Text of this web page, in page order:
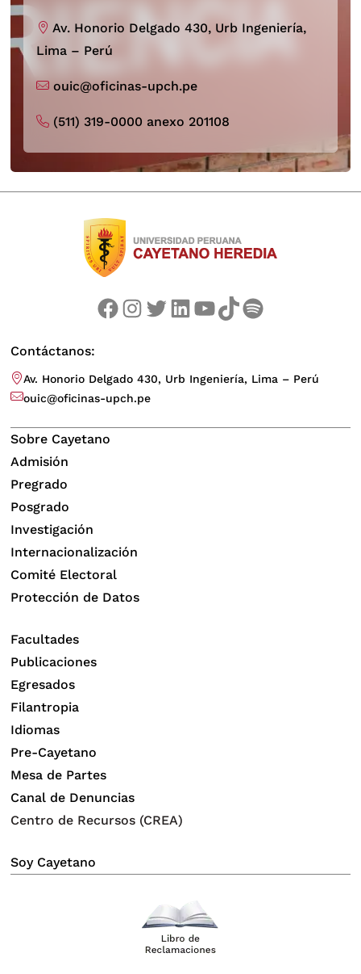
junio 19, 2025
EXPO INGENIERÍA BIOMÉDICA
Campus Central SMP
ENCUENTRO DE SABIDURÍAS POR
LA FIESTA DEL SOL
Campus Central SMP
BIENVENIDA INGRESANTES
SEGUNDAS ESPECIALIDADES EN
ESTOMATOLOGÍA
Av. Honorio Delgado 430, Urb Ingeniería,
Lima – Perú
ouic@oficinas-upch.pe
(511) 319-0000 anexo 201108
Facebook Instagram Twitter LinkedIn YouTube TikTok Spotify
Contáctanos:
Av. Honorio Delgado 430, Urb Ingeniería, Lima – Perú
ouic@oficinas-upch.pe
Sobre Cayetano
Admisión
Pregrado
Posgrado
Investigación
Internacionalización
Comité Electoral
Protección de Datos
Facultades
Publicaciones
Egresados
Filantropia
Idiomas
Pre-Cayetano
Mesa de Partes
Canal de Denuncias
Centro de Recursos (CREA)
Soy Cayetano